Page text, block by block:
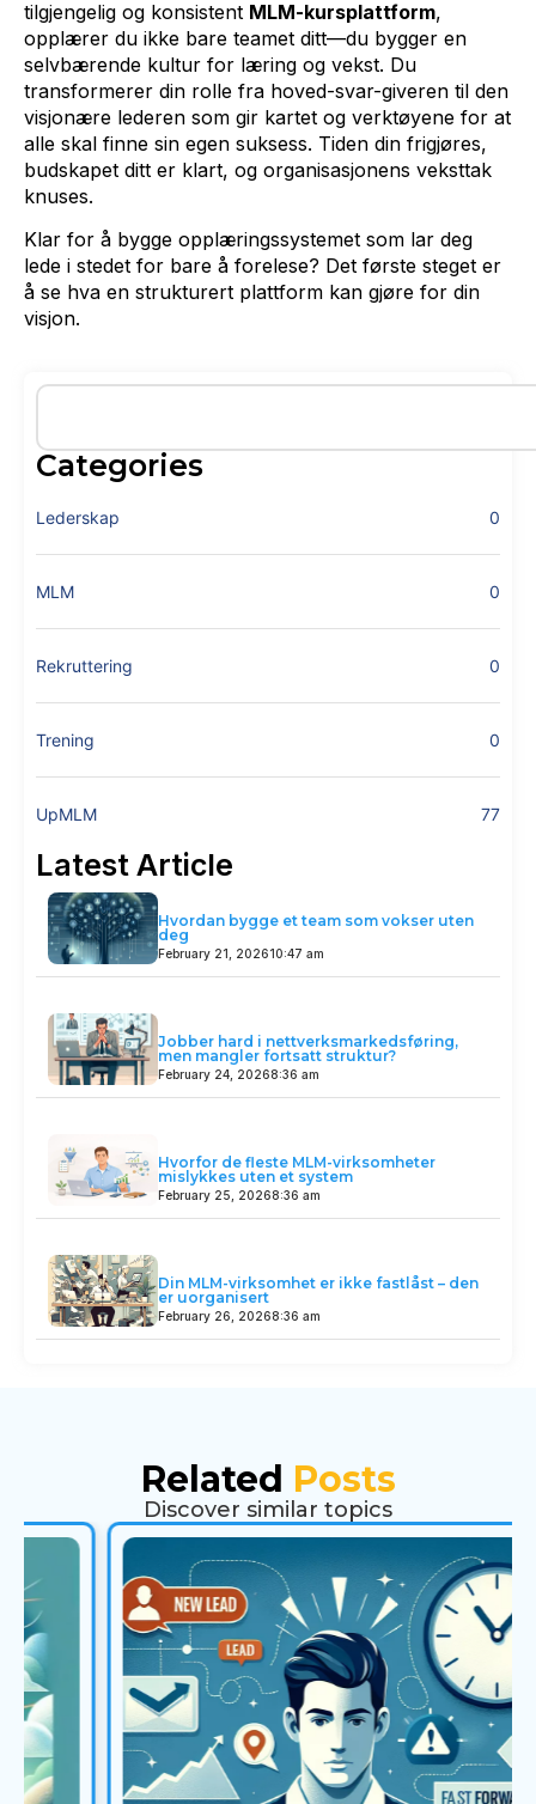
Categories
Lederskap 0
MLM 0
Rekruttering 0
Trening 0
UpMLM 77
Latest Article
February 21, 202610:47 am
Hvordan bygge et team som vokser uten
deg
February 24, 20268:36 am
Jobber hard i nettverksmarkedsføring,
men mangler fortsatt struktur?
February 25, 20268:36 am
Hvorfor de fleste MLM-virksomheter
mislykkes uten et system
February 26, 20268:36 am
Din MLM-virksomhet er ikke fastlåst – den
er uorganisert
tilgjengelig og konsistent MLM-kursplattform,
opplærer du ikke bare teamet ditt—du bygger en
selvbærende kultur for læring og vekst. Du
transformerer din rolle fra hoved-svar-giveren til den
visjonære lederen som gir kartet og verktøyene for at
alle skal finne sin egen suksess. Tiden din frigjøres,
budskapet ditt er klart, og organisasjonens veksttak
knuses.
Klar for å bygge opplæringssystemet som lar deg
lede i stedet for bare å forelese? Det første steget er
å se hva en strukturert plattform kan gjøre for din
visjon.
Related Posts
Discover similar topics